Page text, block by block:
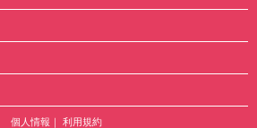
個人情報 利用規約